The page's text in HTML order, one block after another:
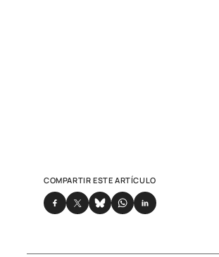
COMPARTIR ESTE ARTÍCULO